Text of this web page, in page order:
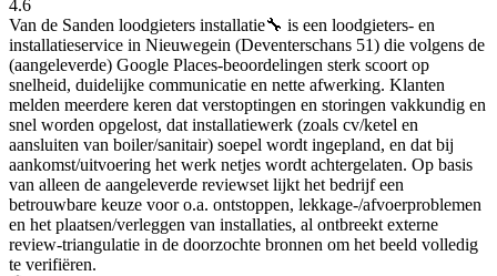
4.6
Van de Sanden loodgieters installatie🔧 is een loodgieters- en
installatieservice in Nieuwegein (Deventerschans 51) die volgens de
(aangeleverde) Google Places-beoordelingen sterk scoort op
snelheid, duidelijke communicatie en nette afwerking. Klanten
melden meerdere keren dat verstoptingen en storingen vakkundig en
snel worden opgelost, dat installatiewerk (zoals cv/ketel en
aansluiten van boiler/sanitair) soepel wordt ingepland, en dat bij
aankomst/uitvoering het werk netjes wordt achtergelaten. Op basis
van alleen de aangeleverde reviewset lijkt het bedrijf een
betrouwbare keuze voor o.a. ontstoppen, lekkage-/afvoerproblemen
en het plaatsen/verleggen van installaties, al ontbreekt externe
review-triangulatie in de doorzochte bronnen om het beeld volledig
te verifiëren.